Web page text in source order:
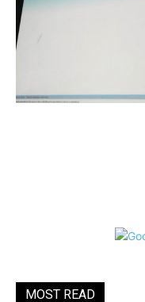
MOST READ